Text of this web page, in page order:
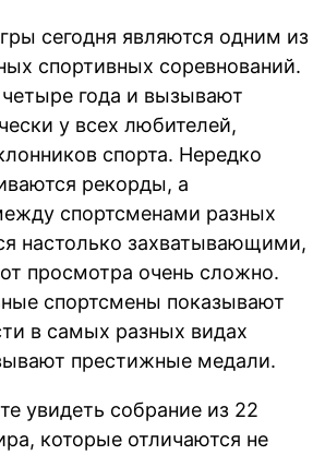
сегодня являются одним из
спортивных соревнований.
года и вызывают
у всех любителей,
спорта. Нередко
рекорды, а
спортсменами разных
настолько захватывающими,
просмотра очень сложно.
спортсмены показывают
в самых разных видах
престижные медали.
увидеть собрание из 22
которые отличаются не